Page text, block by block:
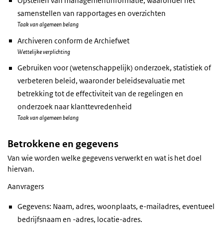
samenstellen van rapportages en overzichten
Taak van algemeen belang
Archiveren conform de Archiefwet
Wettelijke verplichting
Gebruiken voor (wetenschappelijk) onderzoek, statistiek of
verbeteren beleid, waaronder beleidsevaluatie met
betrekking tot de effectiviteit van de regelingen en
onderzoek naar klanttevredenheid
Taak van algemeen belang
Betrokkene en gegevens
Van wie worden welke gegevens verwerkt en wat is het doel
hiervan.
Aanvragers
Gegevens: Naam, adres, woonplaats, e-mailadres, eventueel
bedrijfsnaam en -adres, locatie-adres.